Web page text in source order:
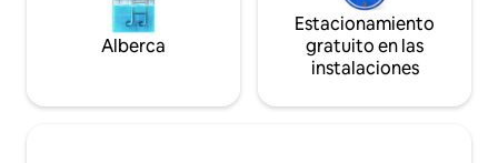
Alberca
Estacionamiento
gratuito en las
instalaciones